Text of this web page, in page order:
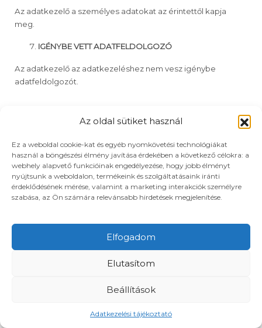
Az oldal sütiket használ
Ez a weboldal cookie-kat és egyéb nyomkövetési technológiákat
használ a böngészési élmény javítása érdekében a következő célokra: a
webhely alapvető funkcióinak engedélyezése, hogy jobb élményt
nyújtsunk a weboldalon, termékeink és szolgáltatásaink iránti
érdeklődésének mérése, valamint a marketing interakciók személyre
szabása, az Ön számára relevánsabb hirdetések megjelenítése.
Elfogadom
Elutasítom
Beállítások
Adatkezelési tájékoztató
Az adatkezelő a személyes adatokat az érintettől kapja
meg.
IGÉNYBE VETT ADATFELDOLGOZÓ
Az adatkezelő az adatkezeléshez nem vesz igénybe
adatfeldolgozót.
A SZEMÉLYES ADATOK CÍMZETTJEI
Az adatkezelő az érintett személyes adatait továbbítja az
érintett által megjelölt illetékes erőműnek, amely önálló
adatkezelőnek minősül és a személyes adatokat a saját
adatkezelési tájékoztatójában foglaltak szerint kezeli. Az
adatkezelő ezen felül a személyes adatokat harmadik
érintett személy hozzájárulásával közölheti.
tényekről az adatkezelés megkezdését megelőzően